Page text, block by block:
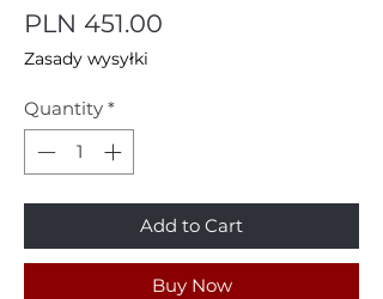
PLN 451.00
Zasady wysyłki
Quantity *
Add to Cart
Buy Now